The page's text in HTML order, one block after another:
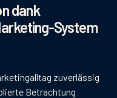
dank
System
zuverlässig
Betrachtung